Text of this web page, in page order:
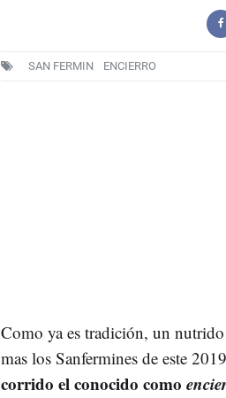
SAN FERMIN ENCIERRO
Como ya es tradición, un
mas los Sanfermines de este
corrido el conocido como